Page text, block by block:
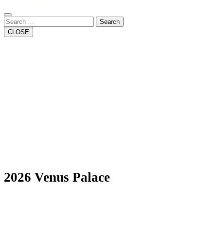
Close
Button
Search
CLOSE
2026 Venus Palace